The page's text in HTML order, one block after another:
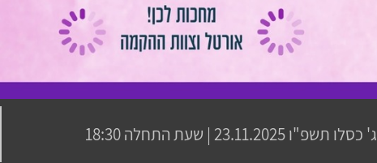
ג' כסלו תשפ"ו23.11.2025 | שעת התחלה 18:30